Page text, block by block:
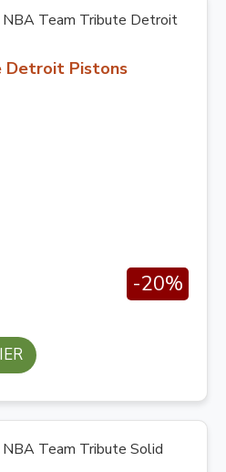
Detroit Pistons
-20%